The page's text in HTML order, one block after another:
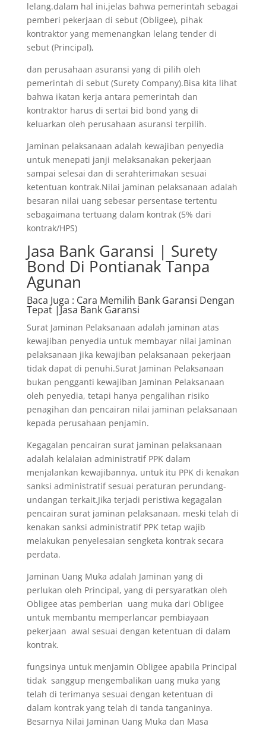
lelang.dalam hal ini,jelas bahwa pemerintah sebagai
pemberi pekerjaan di sebut (Obligee), pihak
kontraktor yang memenangkan lelang tender di
sebut (Principal),
dan perusahaan asuransi yang di pilih oleh
pemerintah di sebut (Surety Company).Bisa kita lihat
bahwa ikatan kerja antara pemerintah dan
kontraktor harus di sertai bid bond yang di
keluarkan oleh perusahaan asuransi terpilih.
Jaminan pelaksanaan adalah kewajiban penyedia
untuk menepati janji melaksanakan pekerjaan
sampai selesai dan di serahterimakan sesuai
ketentuan kontrak.Nilai jaminan pelaksanaan adalah
besaran nilai uang sebesar persentase tertentu
sebagaimana tertuang dalam kontrak (5% dari
kontrak/HPS)
Jasa Bank Garansi | Surety
Bond Di Pontianak Tanpa
Agunan
Baca Juga : Cara Memilih Bank Garansi Dengan
Tepat |Jasa Bank Garansi
Surat Jaminan Pelaksanaan adalah jaminan atas
kewajiban penyedia untuk membayar nilai jaminan
pelaksanaan jika kewajiban pelaksanaan pekerjaan
tidak dapat di penuhi.Surat Jaminan Pelaksanaan
bukan pengganti kewajiban Jaminan Pelaksanaan
oleh penyedia, tetapi hanya pengalihan risiko
penagihan dan pencairan nilai jaminan pelaksanaan
kepada perusahaan penjamin.
Kegagalan pencairan surat jaminan pelaksanaan
adalah kelalaian administratif PPK dalam
menjalankan kewajibannya, untuk itu PPK di kenakan
sanksi administratif sesuai peraturan perundang-
undangan terkait.Jika terjadi peristiwa kegagalan
pencairan surat jaminan pelaksanaan, meski telah di
kenakan sanksi administratif PPK tetap wajib
melakukan penyelesaian sengketa kontrak secara
perdata.
Jaminan Uang Muka adalah Jaminan yang di
perlukan oleh Principal, yang di persyaratkan oleh
Obligee atas pemberian uang muka dari Obligee
untuk membantu memperlancar pembiayaan
pekerjaan awal sesuai dengan ketentuan di dalam
kontrak.
fungsinya untuk menjamin Obligee apabila Principal
tidak sanggup mengembalikan uang muka yang
telah di terimanya sesuai dengan ketentuan di
dalam kontrak yang telah di tanda tanganinya.
Besarnya Nilai Jaminan Uang Muka dan Masa